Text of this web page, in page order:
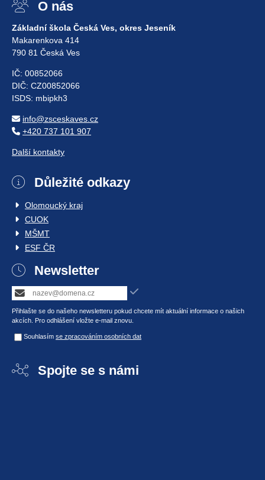
O nás
Základní škola Česká Ves, okres Jeseník
Makarenkova 414
790 81 Česká Ves
IČ: 00852066
DIČ: CZ00852066
ISDS: mbipkh3
info@zsceskaves.cz
+420 737 101 907
Další kontakty
Důležité odkazy
Olomoucký kraj
CUOK
MŠMT
ESF ČR
Newsletter
Přihlašte se do našeho newsletteru pokud chcete mít aktuální informace o našich
akcích. Pro odhlášení vložte e-mail znovu.
Souhlasím se zpracováním osobních dat
Spojte se s námi